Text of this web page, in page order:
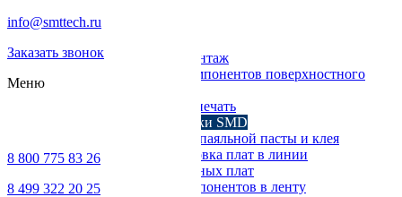
info@smttech.ru
Заказать звонок
Меню
8 800 775 83 26
8 499 322 20 25
Поверхностный монтаж
Установка компонентов поверхностного
Трафаретная печать
Печи для пайки SMD
Дозирование паяльной пасты и клея
Транспортировка плат в линии
Ремонт печатных плат
Упаковка компонентов в ленту